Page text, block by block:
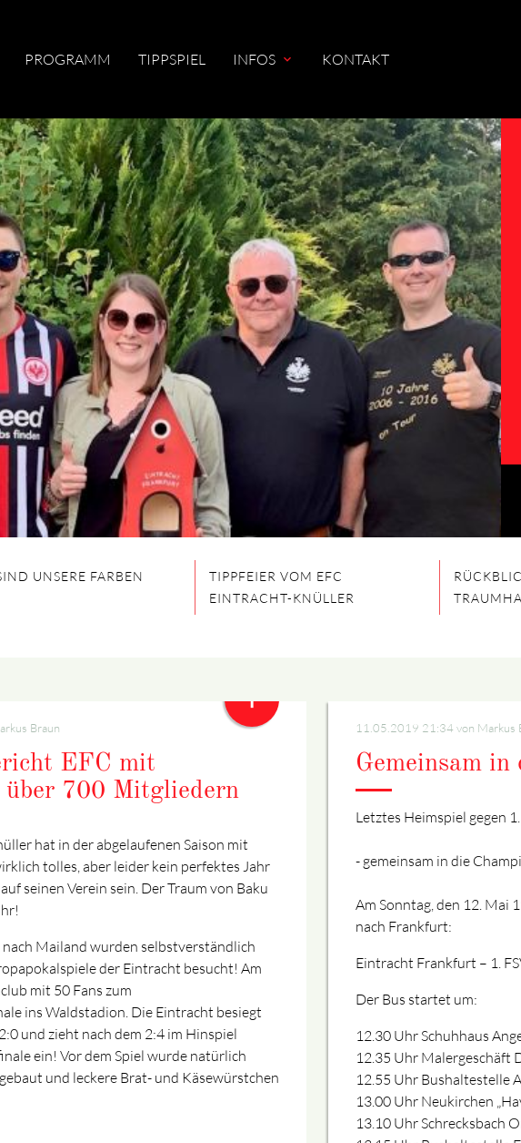
PROGRAMM TIPPSPIEL INFOS KONTAKT
Suchbegriffe
UNSERE FARBEN
TIPPFEIER VOM EFC
EINTRACHT-KNÜLLER
Braun
EFC mit
700 Mitgliedern
hat in der abgelaufenen Saison mit
tolles, aber leider kein perfektes Jahr
seinen Verein sein. Der Traum von Baku
Mailand wurden selbstverständlich
der Eintracht besucht! Am
mit 50 Fans zum
ins Waldstadion. Die Eintracht besiegt
und zieht nach dem 2:4 im Hinspiel
ein! Vor dem Spiel wurde natürlich
und leckere Brat- und Käsewürstchen
+
11.05.2019 21:34 von Markus
Gemeinsam in
Letztes Heimspiel gegen
- gemeinsam in die
Am Sonntag, den 12. Mai
nach Frankfurt:
Eintracht Frankfurt – 1.
Der Bus startet um:
12.30 Uhr Schuhhaus
12.35 Uhr Malergeschäft
12.55 Uhr Bushaltestelle
13.00 Uhr Neukirchen
13.10 Uhr Schrecksbach